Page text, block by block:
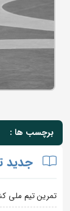
برچسب ها :
جدید
تمرین تیم ملی